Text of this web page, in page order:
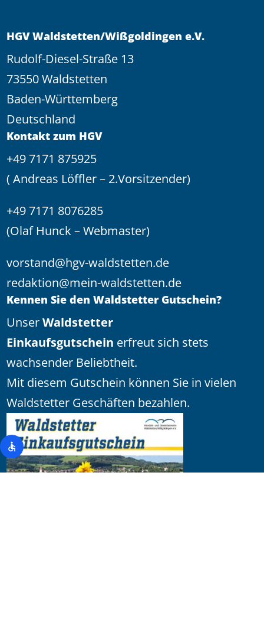
HGV Waldstetten/Wißgoldingen e.V.
Rudolf-Diesel-Straße 13
73550 Waldstetten
Baden-Württemberg
Deutschland
Kontakt zum HGV
+49 7171 875925
( Andreas Löffler – 2.Vorsitzender)
+49 7171 8076285
(Olaf Hunck – Webmaster)
vorstand@hgv-waldstetten.de
redaktion@mein-waldstetten.de
Kennen Sie den Waldstetter Gutschein?
UnserWaldstetter
Einkaufsgutschein erfreut sich stets
wachsender Beliebtheit.
Mit diesem Gutschein können Sie in vielen
Waldstetter Geschäften bezahlen.